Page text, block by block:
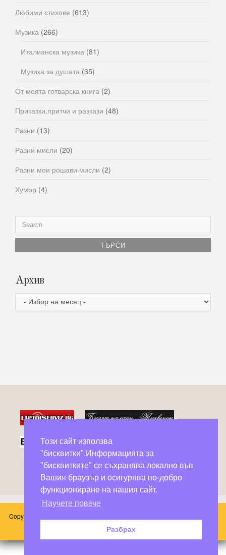
Любими стихове (613)
Музика (266)
Италианска музика (81)
Музика за душата (35)
От моята готварска книга (2)
Приказки,притчи и разкази (48)
Разни (13)
Разни мисли (20)
Разни мои рошави мисли (2)
Хумор (4)
Search
for:
Архив
Архив
Фейсбук групи в помощ на бездомни животни
Copyright © 2026 Блог Слънчоглед. Всички произведения, публикувани в
този сайт принадлежат на техните автори.
Този сайт използва
"бисквитки".Информацията за
"бисквитките" се съхранява локално във
Вашия браузър и осигурява по-добро
функциониране на нашия сайт.
Научете повече
Разбрах